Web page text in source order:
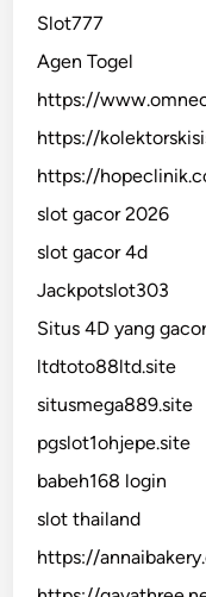
Slot777
Agen Togel
https://
https://
https://
slot gacor 2026
slot gacor 4d
Jackpotslot303
Situs 4D yang
ltdtoto88ltd.site
situsmega889.site
pgslot1ohjepe.site
babeh168 login
slot thailand
https://